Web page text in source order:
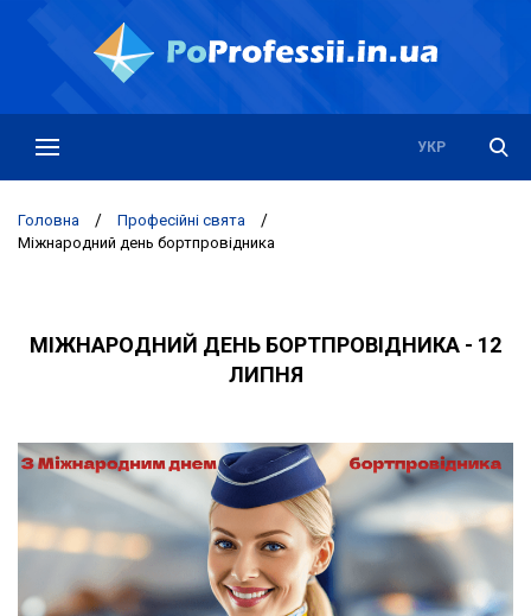
РУС
УКР
Головна / Професійні свята /
Міжнародний день бортпровідника
МІЖНАРОДНИЙ ДЕНЬ БОРТПРОВІДНИКА - 12
ЛИПНЯ